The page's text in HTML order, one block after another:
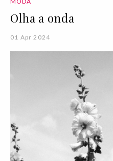
Olha a onda
01 Apr 2024